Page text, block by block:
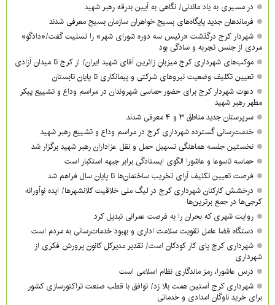
در مسیری به یاد ماندنی/ نگاهی به آیین بدرقه رهبر شهید
فرماندهان جدید پایگاه‌های بسیج خواهران سازمان بسیج معرفی شدند
شهردار کرج درگذشت «رئیس سه دوره شورای شهر» را تسلیت گفت/«دادگو»
مردی از جنس تجربه و سادگی بود
موکب‌های شهرداری کرج میزبانِ زائرین آقای شهید ایران/ از کرج تا میدان آزادی
تعیین تکلیف وضعیت نیروهای شرکتی و پیمانکاری تا پایان تابستان
دعوت شهردار کرج برای حضور حماسی شهروندان در مراسم وداع و تشییع پیکر
مطهر رهبر شهید
سرپرستان جدید مناطق ۳ و ۴ معرفی شدند
خدمت‌رسانی گسترده شهرداری کرج در مراسم وداع و تشییع رهبر شهید
نخستین جلسه هماهنگی تسهیل حمل و نقل عزاداران رهبر شهید برگزار شد
حماسه تاسوعا و عاشورا الگوی ایستادگی برابر جبهه استکبار است
فرصت تعیین تکلیف آرای تخریب ساختمان‌ها تا پایان سال فراهم شد
درخشش کارکنان شهرداری کرج در لیگ ملی خلاقیت کلانشهرها/ ایده نوآورانه
کرجی‌ها در جمع برترین‌ها
روایت شهری که بحران را به فرصت عمرانی تبدیل کرد
دستگاه قضا عامل تقویت سلامت اداری و بهبود خدمات‌رسانی به مردم است
شهرداری کرج پای کار کودکان است/ تقدیر مدیرکل کانون پرورش فکری از
شهرداری
درس عاشورا، رمز ماندگاری نظام اسلامی است
شهرداری کرج آستین همت بالا زد/ توافق با قطب صنعت تراکتورسازی کشور
برای خرید ناوگان امدادی و خدماتی